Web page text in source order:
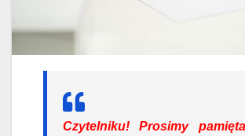
Czytelniku! Prosimy